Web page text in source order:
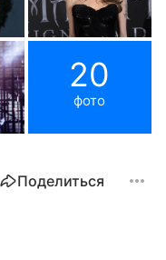
20
фото
Поделиться